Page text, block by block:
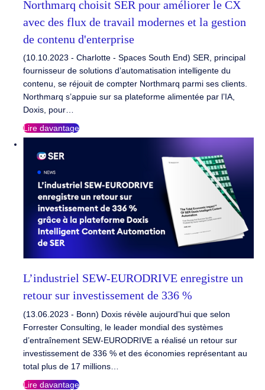
Northmarq choisit SER pour améliorer le CX
avec des flux de travail modernes et la gestion
de contenu d'enterprise
(10.10.2023 - Charlotte - Spaces South End) SER, principal
fournisseur de solutions d’automatisation intelligente du
contenu, se réjouit de compter Northmarq parmi ses clients.
Northmarq s’appuie sur sa plateforme alimentée par l’IA,
Doxis, pour…
Lire davantage
L’industriel SEW-EURODRIVE enregistre un
retour sur investissement de 336 %
(13.06.2023 - Bonn) Doxis révèle aujourd’hui que selon
Forrester Consulting, le leader mondial des systèmes
d’entraînement SEW-EURODRIVE a réalisé un retour sur
investissement de 336 % et des économies représentant au
total plus de 17 millions…
Lire davantage